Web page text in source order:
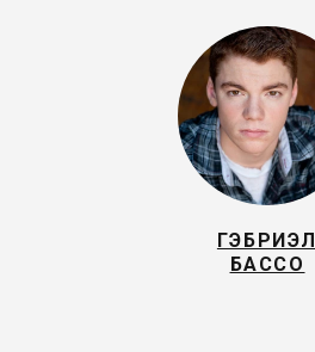
ГЭБРИЭЛ
БАССО